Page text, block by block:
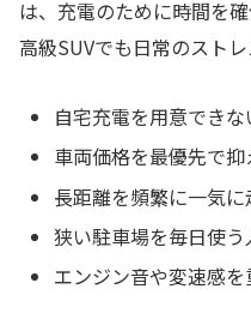
は、充電のために時間を
高級SUVでも日常のスト
自宅充電を用意できな
車両価格を最優先で抑
長距離を頻繁に一気に
狭い駐車場を毎日使う
エンジン音や変速感